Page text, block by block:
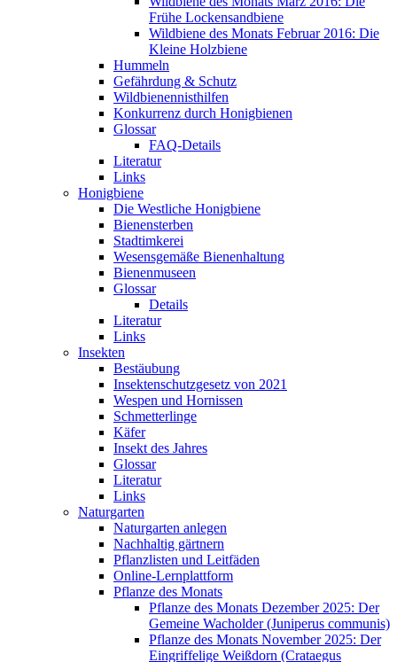
Frühe Lockensandbiene
Wildbiene des Monats Februar 2016: Die
Kleine Holzbiene
Hummeln
Gefährdung & Schutz
Wildbienennisthilfen
Konkurrenz durch Honigbienen
Glossar
FAQ-Details
Literatur
Links
Honigbiene
Die Westliche Honigbiene
Bienensterben
Stadtimkerei
Wesensgemäße Bienenhaltung
Bienenmuseen
Glossar
Details
Literatur
Links
Insekten
Bestäubung
Insektenschutzgesetz von 2021
Wespen und Hornissen
Schmetterlinge
Käfer
Insekt des Jahres
Glossar
Literatur
Links
Naturgarten
Naturgarten anlegen
Nachhaltig gärtnern
Pflanzlisten und Leitfäden
Online-Lernplattform
Pflanze des Monats
Pflanze des Monats Dezember 2025: Der
Gemeine Wacholder (Juniperus communis)
Pflanze des Monats November 2025: Der
Eingriffelige Weißdorn (Crataegus